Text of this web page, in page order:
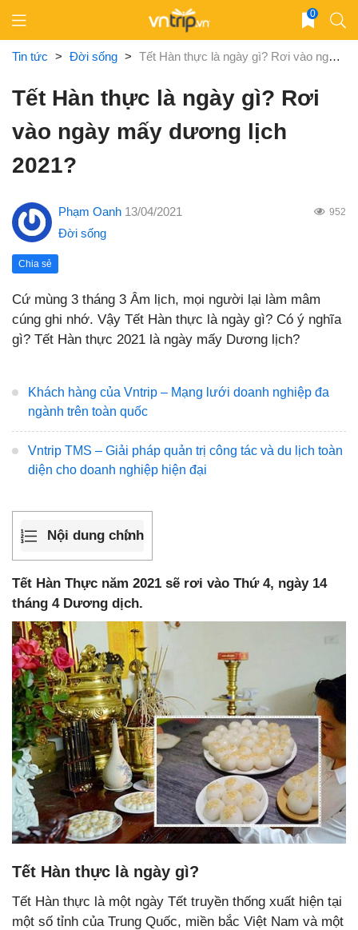
content
0
Tin tức > Đời sống > Tết Hàn thực là ngày gì? Rơi vào ngày mấy dương lịch 2021?
Tết Hàn thực là ngày gì? Rơi
vào ngày mấy dương lịch
2021?
Phạm Oanh 13/04/2021 952
Đời sống
Chia sẻ
Cứ mùng 3 tháng 3 Âm lịch, mọi người lại làm mâm
cúng ghi nhớ. Vậy Tết Hàn thực là ngày gì? Có ý nghĩa
gì? Tết Hàn thực 2021 là ngày mấy Dương lịch?
Khách hàng của Vntrip – Mạng lưới doanh nghiệp đa
ngành trên toàn quốc
Vntrip TMS – Giải pháp quản trị công tác và du lịch toàn
diện cho doanh nghiệp hiện đại
Nội dung chính
Tết Hàn Thực năm 2021 sẽ rơi vào Thứ 4, ngày 14
tháng 4 Dương dịch.
Tết Hàn thực là ngày gì?
Tết Hàn thực là một ngày Tết truyền thống xuất hiện tại
một số tỉnh của Trung Quốc, miền bắc Việt Nam và một